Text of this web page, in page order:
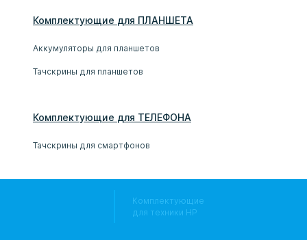
Комплектующие для ПЛАНШЕТА
Аккумуляторы для планшетов
Тачскрины для планшетов
Комплектующие для ТЕЛЕФОНА
Тачскрины для смартфонов
Комплектующие
для техники HP